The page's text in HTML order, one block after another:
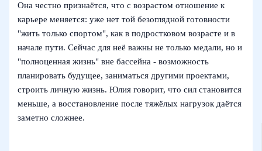
Она честно признаётся, что с возрастом отношение к
карьере меняется: уже нет той безоглядной готовности
"жить только спортом", как в подростковом возрасте и в
начале пути. Сейчас для неё важны не только медали, но и
"полноценная жизнь" вне бассейна - возможность
планировать будущее, заниматься другими проектами,
строить личную жизнь. Юлия говорит, что сил становится
меньше, а восстановление после тяжёлых нагрузок даётся
заметно сложнее.